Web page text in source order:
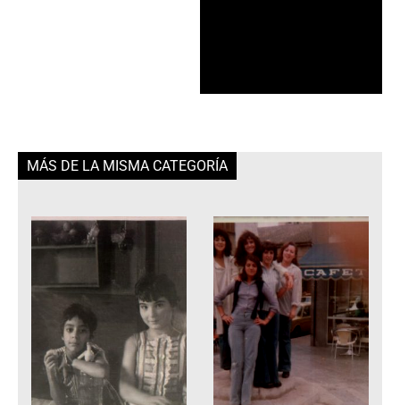
MÁS DE LA MISMA CATEGORÍA